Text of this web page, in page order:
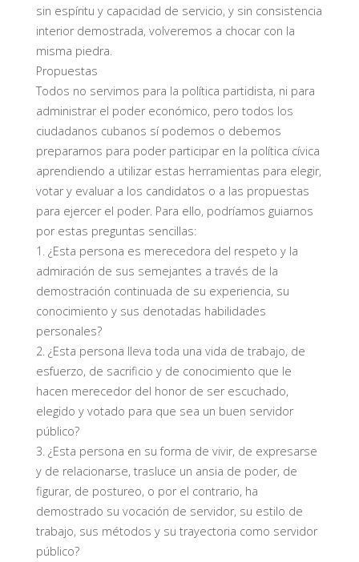
sin espíritu y capacidad de servicio, y sin consistencia
interior demostrada, volveremos a chocar con la
misma piedra.
Propuestas
Todos no servimos para la política partidista, ni para
administrar el poder económico, pero todos los
ciudadanos cubanos sí podemos o debemos
prepararnos para poder participar en la política cívica
aprendiendo a utilizar estas herramientas para elegir,
votar y evaluar a los candidatos o a las propuestas
para ejercer el poder. Para ello, podríamos guiarnos
por estas preguntas sencillas:
1. ¿Esta persona es merecedora del respeto y la
admiración de sus semejantes a través de la
demostración continuada de su experiencia, su
conocimiento y sus denotadas habilidades
personales?
2. ¿Esta persona lleva toda una vida de trabajo, de
esfuerzo, de sacrificio y de conocimiento que le
hacen merecedor del honor de ser escuchado,
elegido y votado para que sea un buen servidor
público?
3. ¿Esta persona en su forma de vivir, de expresarse
y de relacionarse, trasluce un ansia de poder, de
figurar, de postureo, o por el contrario, ha
demostrado su vocación de servidor, su estilo de
trabajo, sus métodos y su trayectoria como servidor
público?